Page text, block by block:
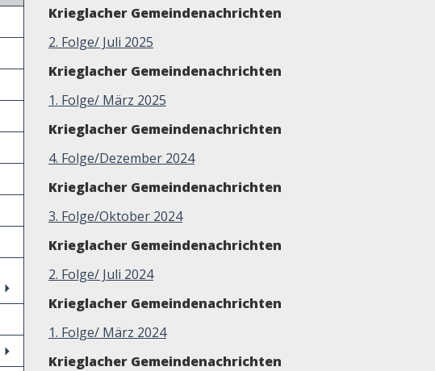
Krieglacher Gemeindenachrichten
2. Folge/ Juli 2025
Krieglacher Gemeindenachrichten
1. Folge/ März 2025
Krieglacher Gemeindenachrichten
4. Folge/Dezember 2024
Krieglacher Gemeindenachrichten
3. Folge/Oktober 2024
Krieglacher Gemeindenachrichten
2. Folge/ Juli 2024
Krieglacher Gemeindenachrichten
1. Folge/ März 2024
Krieglacher Gemeindenachrichten